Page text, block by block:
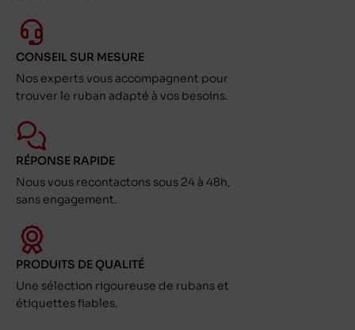
CONSEIL SUR MESURE
Nos experts vous accompagnent pour
trouver le ruban adapté à vos besoins.
RÉPONSE RAPIDE
Nous vous recontactons sous 24 à 48h,
sans engagement.
PRODUITS DE QUALITÉ
Une sélection rigoureuse de rubans et
étiquettes fiables.